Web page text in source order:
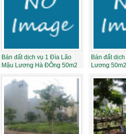
Bán đất dịch vụ 1 Đìa Lão
Mậu Lương Hà ĐÔng 50m2
Bán đất
Lương